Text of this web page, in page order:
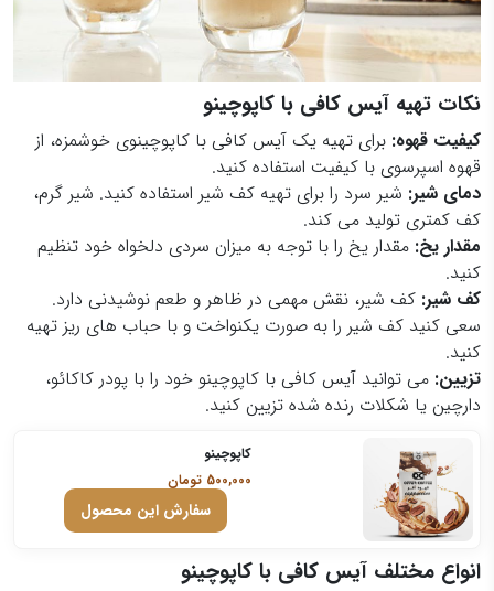
نکات تهیه آیس کافی با کاپوچینو
کیفیت قهوه: برای تهیه یک آیس کافی با کاپوچینوی خوشمزه، از
قهوه اسپرسوی با کیفیت استفاده کنید.
دمای شیر: شیر سرد را برای تهیه کف شیر استفاده کنید. شیر گرم،
کف کمتری تولید می کند.
مقدار یخ: مقدار یخ را با توجه به میزان سردی دلخواه خود تنظیم
کنید.
کف شیر: کف شیر، نقش مهمی در ظاهر و طعم نوشیدنی دارد.
سعی کنید کف شیر را به صورت یکنواخت و با حباب های ریز تهیه
کنید.
تزیین: می توانید آیس کافی با کاپوچینو خود را با پودر کاکائو،
دارچین یا شکلات رنده شده تزیین کنید.
کاپوچینو
500,000 تومان
سفارش این محصول
انواع مختلف آیس کافی با کاپوچینو